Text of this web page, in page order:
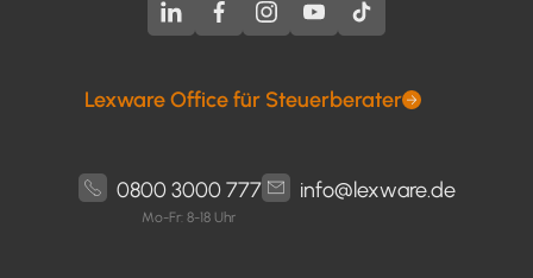
Lexware Office für Steuerberater
0800 3000 777
Mo-Fr: 8-18 Uhr
info@lexware.de